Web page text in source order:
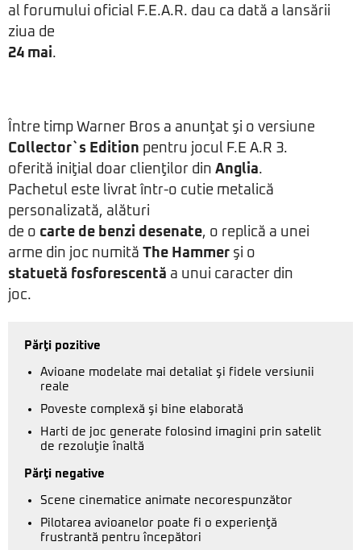
al forumului oficial F.E.A.R. dau ca dată a lansării
ziua de
24 mai.
Între timp Warner Bros a anunţat şi o versiune
Collector`s Edition pentru jocul F.E A.R 3.
oferită iniţial doar clienţilor din Anglia.
Pachetul este livrat într-o cutie metalică
personalizată, alături
de o carte de benzi desenate, o replică a unei
arme din joc numită The Hammer şi o
statuetă fosforescentă a unui caracter din
joc.
Părţi pozitive
Avioane modelate mai detaliat şi fidele versiunii
reale
Poveste complexă şi bine elaborată
Harti de joc generate folosind imagini prin satelit
de rezoluţie înaltă
Părţi negative
Scene cinematice animate necorespunzător
Pilotarea avioanelor poate fi o experienţă
frustrantă pentru începători